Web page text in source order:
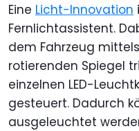
Eine Licht-Innovation
Fernlichtassistent.
dem Fahrzeug
rotierenden Spiegel
einzelnen LED-
gesteuert. Dadurch
ausgeleuchtet